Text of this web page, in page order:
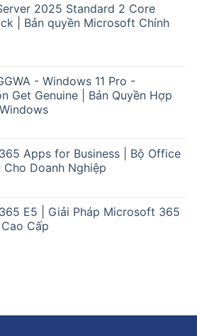
2025 Standard 2 Core
| Bản quyền Microsoft Chính
- Windows 11 Pro -
Get Genuine | Bản Quyền Hợp
Apps for Business | Bộ Office
Cho Doanh Nghiệp
E5 | Giải Pháp Microsoft 365
Cấp